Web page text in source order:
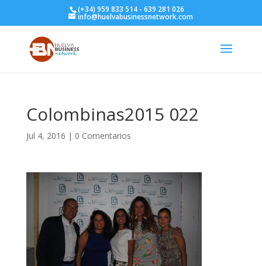
(+34) 959 833 514 - 639 281 026
info@huelvabusinessnetwork.com
Colombinas2015 022
Jul 4, 2016 | 0 Comentarios